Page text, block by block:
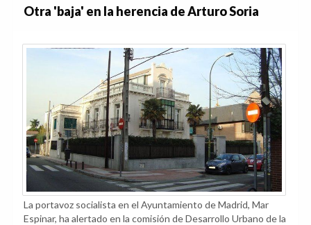
Otra 'baja' en la herencia de Arturo Soria
La portavoz socialista en el Ayuntamiento de Madrid, Mar
Espinar, ha alertado en la comisión de Desarrollo Urbano de la